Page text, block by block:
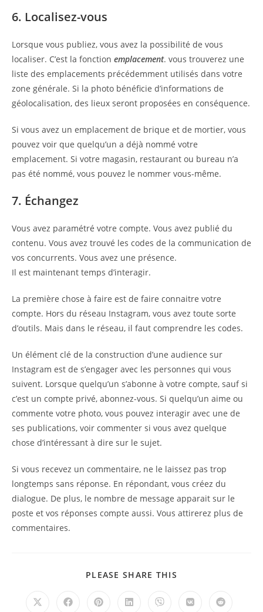
6. Localisez-vous
Lorsque vous publiez, vous avez la possibilité de vous
localiser. C’est la fonction emplacement. vous trouverez une
liste des emplacements précédemment utilisés dans votre
zone générale. Si la photo bénéficie d’informations de
géolocalisation, des lieux seront proposées en conséquence.
Si vous avez un emplacement de brique et de mortier, vous
pouvez voir que quelqu’un a déjà nommé votre
emplacement. Si votre magasin, restaurant ou bureau n’a
pas été nommé, vous pouvez le nommer vous-même.
7. Échangez
Vous avez paramétré votre compte. Vous avez publié du
contenu. Vous avez trouvé les codes de la communication de
vos concurrents. Vous avez une présence.
Il est maintenant temps d’interagir.
La première chose à faire est de faire connaitre votre
compte. Hors du réseau Instagram, vous avez toute sorte
d’outils. Mais dans le réseau, il faut comprendre les codes.
Un élément clé de la construction d’une audience sur
Instagram est de s’engager avec les personnes qui vous
suivent. Lorsque quelqu’un s’abonne à votre compte, sauf si
c’est un compte privé, abonnez-vous. Si quelqu’un aime ou
commente votre photo, vous pouvez interagir avec une de
ses publications, voir commenter si vous avez quelque
chose d’intéressant à dire sur le sujet.
Si vous recevez un commentaire, ne le laissez pas trop
longtemps sans réponse. En répondant, vous créez du
dialogue. De plus, le nombre de message apparait sur le
poste et vos réponses compte aussi. Vous attirerez plus de
commentaires.
PLEASE SHARE THIS
Ouvrir
Ouvrir Ouvrir Ouvrir Ouvrir Ouvrir Ouvrir